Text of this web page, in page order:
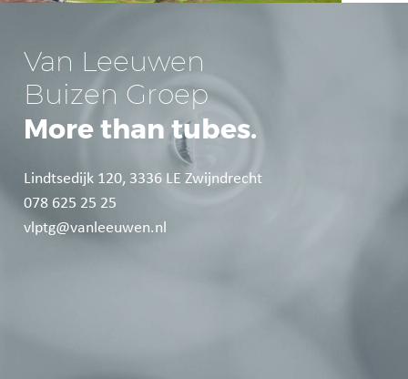
Van Leeuwen
Buizen Groep
More than tubes.
Lindtsedijk 120, 3336 LE Zwijndrecht
078 625 25 25
vlptg@vanleeuwen.nl